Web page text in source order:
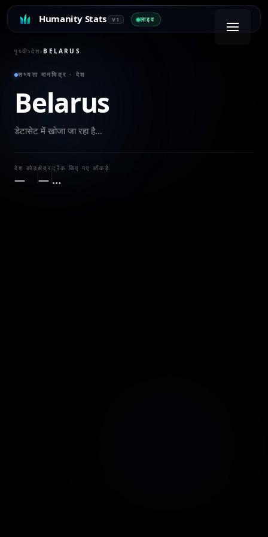
Humanity Stats V1 लाइव
पृथ्वी ›देश›BELARUS
सभ्यता मानचित्र · देश
Belarus
डेटासेट में खोजा जा रहा है…
देश कोड
—
क्षेत्र
—
ट्रैक किए गए आँकड़े
…